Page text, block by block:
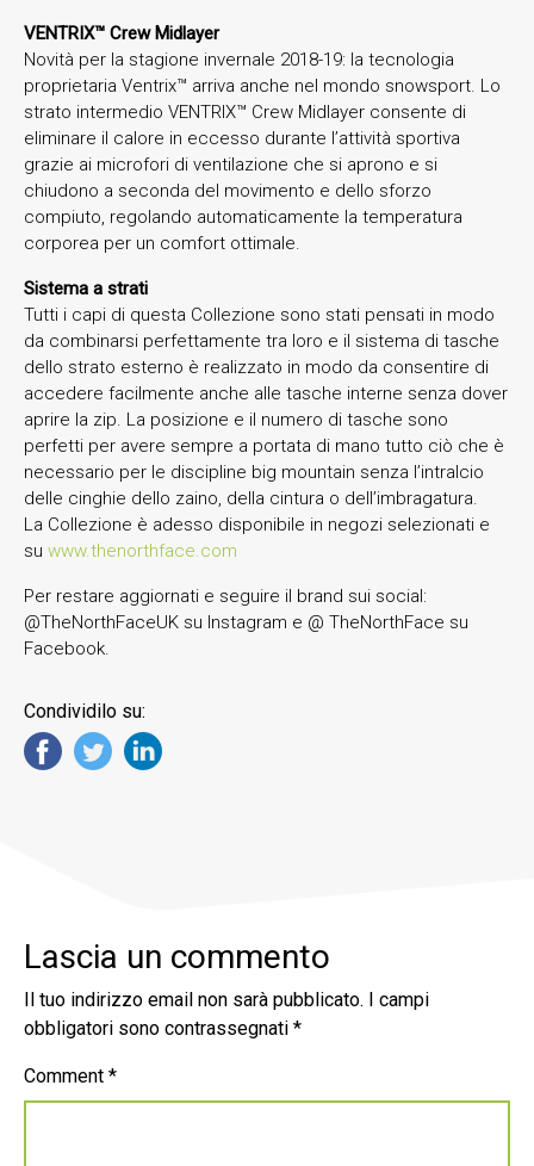
VENTRIX™ Crew Midlayer
Novità per la stagione invernale 2018-19: la tecnologia
proprietaria Ventrix™ arriva anche nel mondo snowsport. Lo
strato intermedio VENTRIX™ Crew Midlayer consente di
eliminare il calore in eccesso durante l’attività sportiva
grazie ai microfori di ventilazione che si aprono e si
chiudono a seconda del movimento e dello sforzo
compiuto, regolando automaticamente la temperatura
corporea per un comfort ottimale.
Sistema a strati
Tutti i capi di questa Collezione sono stati pensati in modo
da combinarsi perfettamente tra loro e il sistema di tasche
dello strato esterno è realizzato in modo da consentire di
accedere facilmente anche alle tasche interne senza dover
aprire la zip. La posizione e il numero di tasche sono
perfetti per avere sempre a portata di mano tutto ciò che è
necessario per le discipline big mountain senza l’intralcio
delle cinghie dello zaino, della cintura o dell’imbragatura.
La Collezione è adesso disponibile in negozi selezionati e
su www.thenorthface.com
Per restare aggiornati e seguire il brand sui social:
@TheNorthFaceUK su Instagram e @ TheNorthFace su
Facebook.
Condividilo su:
Lascia un commento
Il tuo indirizzo email non sarà pubblicato.
I campi
obbligatori sono contrassegnati *
Comment *